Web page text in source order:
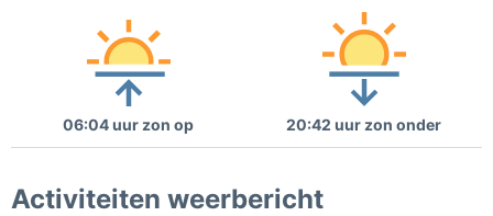
06:04 uur zon op 20:42 uur zon onder
Activiteiten weerbericht